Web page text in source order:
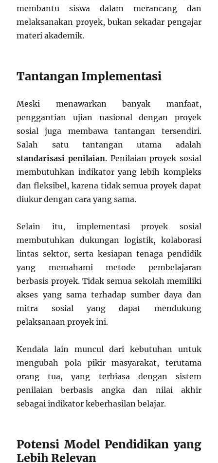
membantu siswa dalam merancang dan
melaksanakan proyek, bukan sekadar pengajar
materi akademik.
Tantangan Implementasi
Meski menawarkan banyak manfaat,
penggantian ujian nasional dengan proyek
sosial juga membawa tantangan tersendiri.
Salah satu tantangan utama adalah
standarisasi penilaian. Penilaian proyek sosial
membutuhkan indikator yang lebih kompleks
dan fleksibel, karena tidak semua proyek dapat
diukur dengan cara yang sama.
Selain itu, implementasi proyek sosial
membutuhkan dukungan logistik, kolaborasi
lintas sektor, serta kesiapan tenaga pendidik
yang memahami metode pembelajaran
berbasis proyek. Tidak semua sekolah memiliki
akses yang sama terhadap sumber daya dan
mitra sosial yang dapat mendukung
pelaksanaan proyek ini.
Kendala lain muncul dari kebutuhan untuk
mengubah pola pikir masyarakat, terutama
orang tua, yang terbiasa dengan sistem
penilaian berbasis angka dan nilai akhir
sebagai indikator keberhasilan belajar.
Potensi Model Pendidikan yang
Lebih Relevan